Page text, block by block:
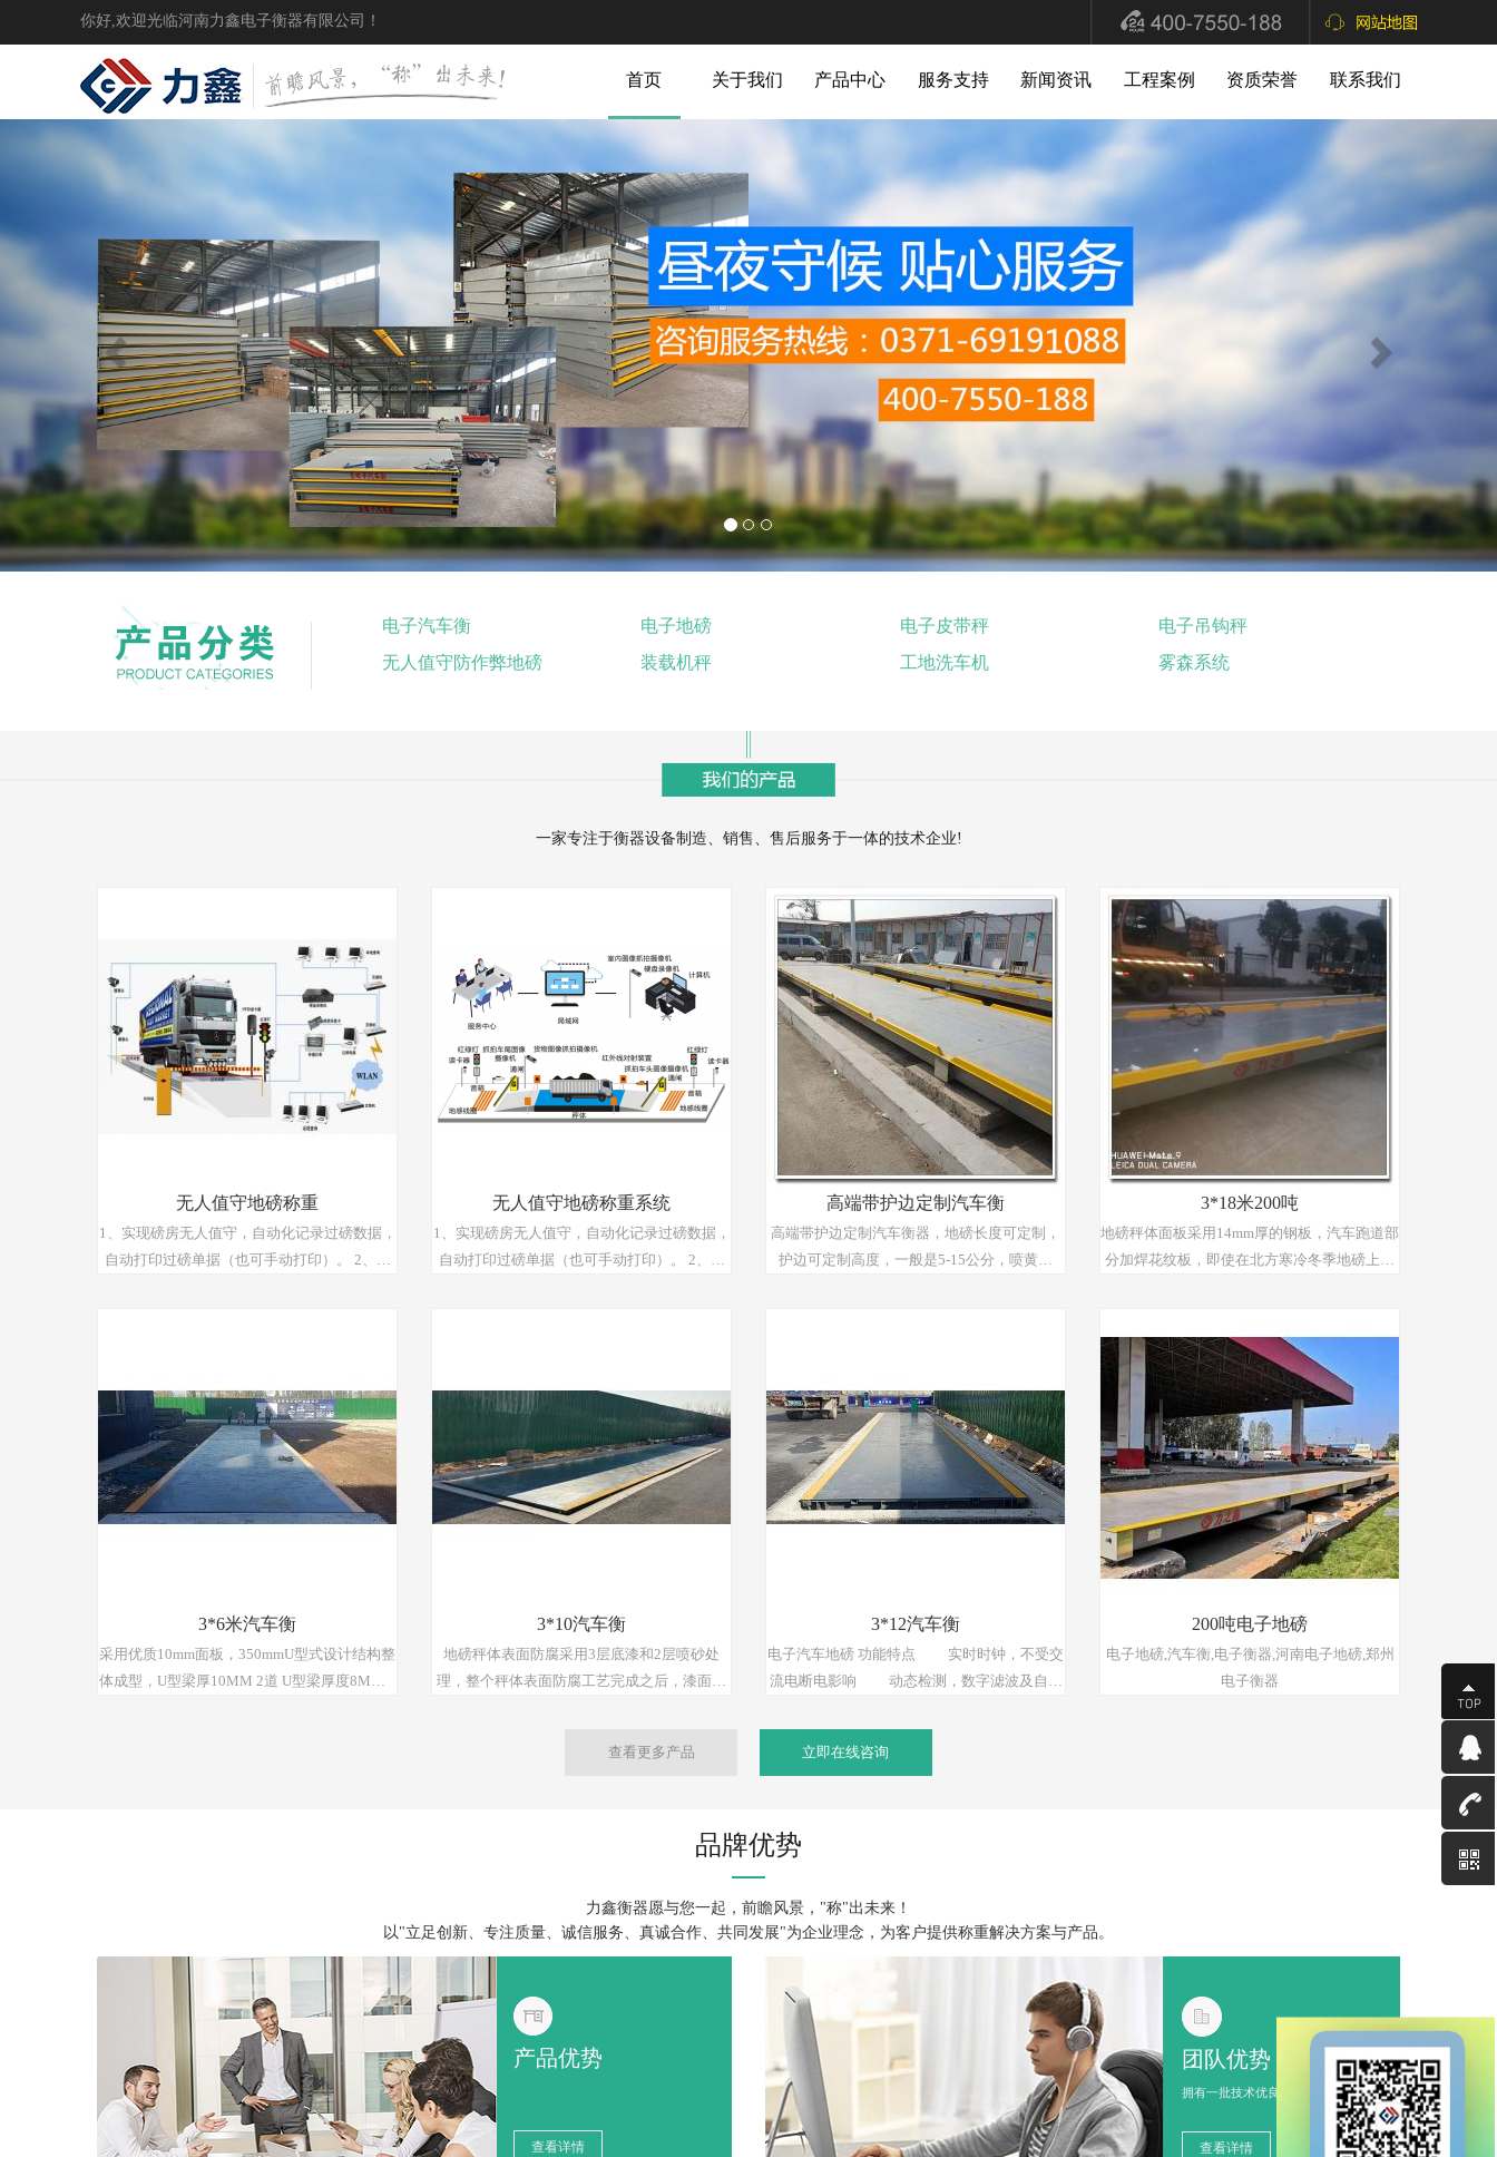
你好,欢迎光临河南力鑫电子衡器有限公司！
首页 关于我们 产品中心 服务支持 新闻资讯 工程案例 资质荣誉 联系我们
电子汽车衡 电子地磅 电子皮带秤
电子吊钩秤
无人值守防作弊地磅
装载机秤 工地洗车机 雾森系统
一家专注于衡器设备制造、销售、售后服务于一体的技术企业!
无人值守地磅称重
1、实现磅房无人值守，自动化记录过磅数据，
自动打印过磅单据（也可手动打印）。 2、节
式，并支持套打。 5、灵活的报表模块，报表
类型和样式齐全，可按用户要求自由提取，支
持多条件查询。 6、所有称重数据在本系统中
非管理员无法修改，称重瞬间抓拍的图像与本
次称重数据绑定保存，方便管理人员查阅、监
督。
无人值守地磅称重系统
1、实现磅房无人值守，自动化记录过磅数据，
自动打印过磅单据（也可手动打印）。 2、节
式，并支持套打。 5、灵活的报表模块，报表
类型和样式齐全，可按用户要求自由提取，支
持多条件查询。 6、所有称重数据在本系统中
非管理员无法修改，称重瞬间抓拍的图像与本
次称重数据绑定保存，方便管理人员查阅、监
督。
高端带护边定制汽车衡
高端带护边定制汽车衡器，地磅长度可定制，
护边可定制高度，一般是5-15公分，喷黄色
3*18米200吨
地磅秤体面板采用14mm厚的钢板，汽车跑道部
分加焊花纹板，即使在北方寒冷冬季地磅上有
发生意外，并且地磅两边加焊高10厘米的小型
护栏，防止因汽车不规范操作而导致汽车从地
磅上掉下去的危险发生；
3*6米汽车衡
采用优质10mm面板，350mmU型式设计结构整
体成型，U型梁厚10MM 2道 U型梁厚度8MM 5
3*10汽车衡
地磅秤体表面防腐采用3层底漆和2层喷砂处
理，整个秤体表面防腐工艺完成之后，漆面的
3*12汽车衡
电子汽车地磅 功能特点 实时时钟，不受交
流电断电影响 动态检测，数字滤波及自动
微打打印等功能 键盘设定与校正 打印
日报表、分类统计报表、各种总报表、显示器
单打印格式，可以打印汉字的货名等 轴重
自我诊断功能：多种错误信息提示及告警
200吨电子地磅
电子地磅,汽车衡,电子衡器,河南电子地磅,郑州
电子衡器
查看更多产品 立即在线咨询
品牌优势
力鑫衡器愿与您一起，前瞻风景，"称"出未来！
以"立足创新、专注质量、诚信服务、真诚合作、共同发展"为企业理念，为客户提供称重解决方案与产品。
产品优势
查看详情
团队优势
拥有一批技术优良的衡器专业人才
查看详情